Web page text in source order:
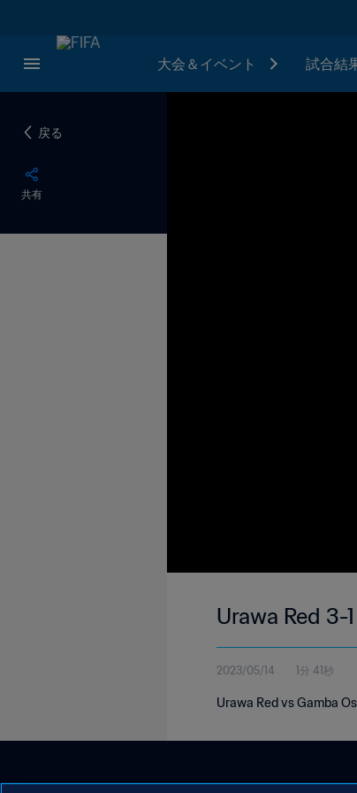
大会＆イベント 試合結
戻る
共有
Urawa Red 3-
2023/05/14 1分 41秒
Urawa Red vs Gamba